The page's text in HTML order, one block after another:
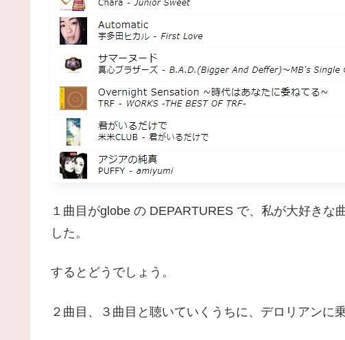
１曲目がglobe の DEPARTURES で、私が大好きな
した。
するとどうでしょう。
２曲目、３曲目と聴いていくうちに、デロリアンに